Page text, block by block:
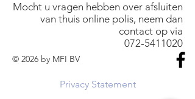
Mocht u vragen hebben over afsluiten
van thuis online polis, neem dan
contact op via
072-5411020
© 2026 by MFI BV
Privacy Statement